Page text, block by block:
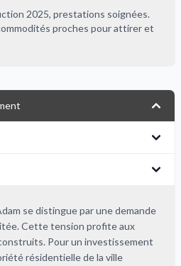
2025, prestations soignées.
proches pour attirer et
se distingue par une demande
Cette tension profite aux
Pour un investissement
résidentielle de la ville